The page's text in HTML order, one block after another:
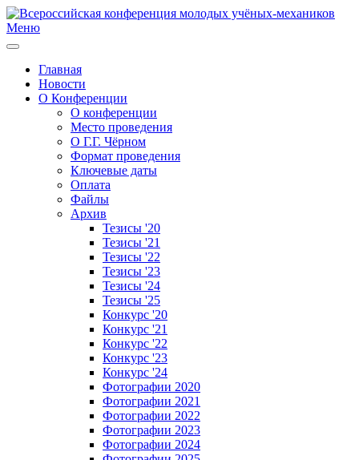
Меню
Главная
Новости
О Конференции
О конференции
Место проведения
О Г.Г. Чёрном
Формат проведения
Ключевые даты
Оплата
Файлы
Архив
Тезисы '20
Тезисы '21
Тезисы '22
Тезисы '23
Тезисы '24
Тезисы '25
Конкурс '20
Конкурс '21
Конкурс '22
Конкурс '23
Конкурс '24
Фотографии 2020
Фотографии 2021
Фотографии 2022
Фотографии 2023
Фотографии 2024